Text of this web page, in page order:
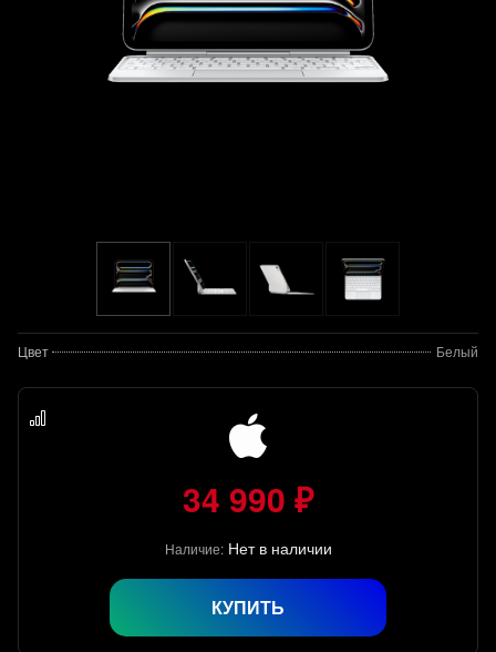
Цвет Белый
34 990 ₽
Наличие: Нет в наличии
КУПИТЬ